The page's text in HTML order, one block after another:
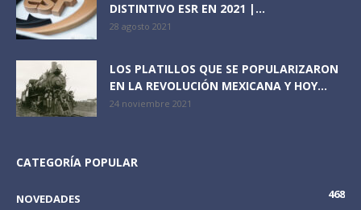
DISTINTIVO ESR EN 2021 |...
28 agosto 2021
LOS PLATILLOS QUE SE POPULARIZARON
EN LA REVOLUCIÓN MEXICANA Y HOY...
24 noviembre 2021
CATEGORÍA POPULAR
NOVEDADES
468